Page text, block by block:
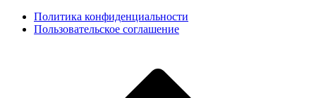
Политика конфиденциальности
Пользовательское соглашение